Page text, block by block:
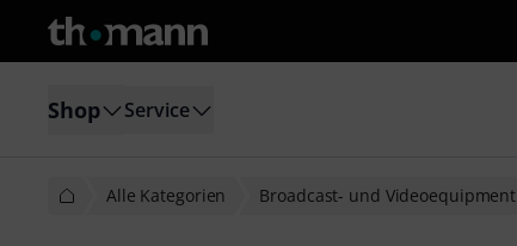
Shop Service
Alle Kategorien Broadcast- und Videoequipment